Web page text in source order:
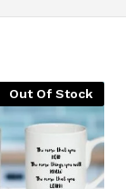
Out Of Stock